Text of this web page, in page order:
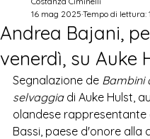
Andrea Bajani,
venerdì, su Auke
16 mag 2025 Tempo di lettura:
Segnalazione de Bambini
selvaggia di Auke Hulst,
olandese rappresentante
Bassi, paese d'onore alla